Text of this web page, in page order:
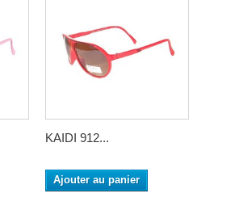
KAIDI 912...
Ajouter au panier